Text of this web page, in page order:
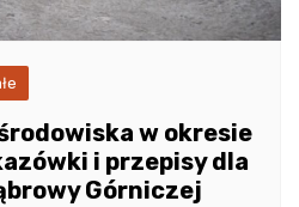
w okresie
i przepisy dla
Górniczej